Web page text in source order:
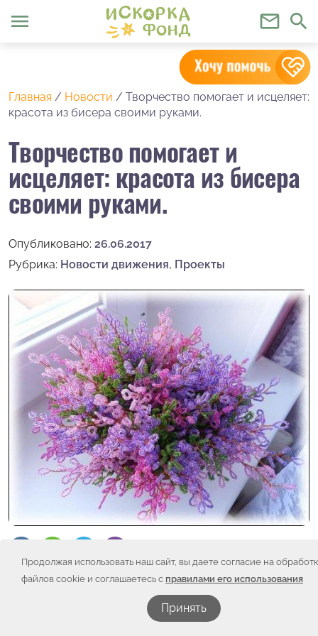
Продолжая использовать наш сайт, вы даете согласие на
файлов cookie и соглашаетесь с правилами его использования
Принять
menu mail_outline search
Главная / Новости / Творчество помогает и исцеляет:
красота из бисера своими руками.
Творчество помогает и
исцеляет: красота из бисера
своими руками.
Опубликовано: 26.06.2017
Рубрика: Новости движения, Проекты
Друзья, пациенты челябинского детского онкоцентра
увидят это лето только из окна больничной палаты.